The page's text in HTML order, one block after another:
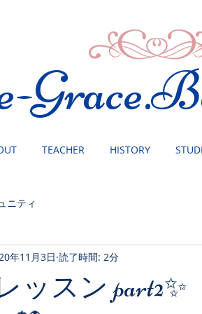
TEACHER HISTORY
ニティ
ッスン part2✨
年11月3日 読了時間: 2分